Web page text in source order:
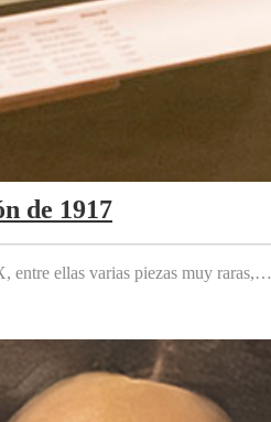
de 1917
entre ellas varias piezas muy raras,…